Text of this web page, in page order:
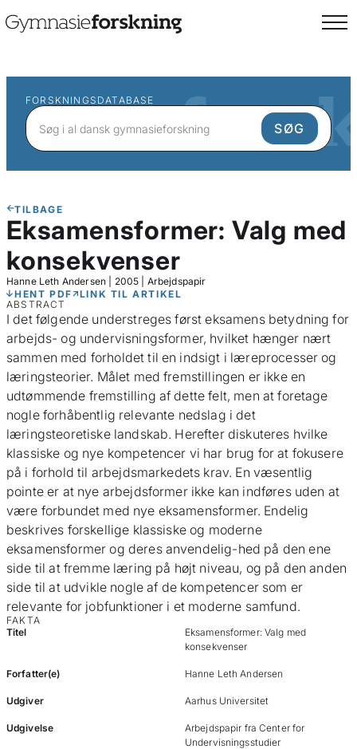
FORSKNINGSDATABASE
TILBAGE
Eksamensformer: Valg med
konsekvenser
Hanne Leth Andersen 2005
Arbejdspapir
HENT PDF
LINK TIL ARTIKEL
ABSTRACT
I det følgende understreges først eksamens betydning for
arbejds- og undervisningsformer, hvilket hænger nært
sammen med forholdet til en indsigt i læreprocesser og
læringsteorier. Målet med fremstillingen er ikke en
udtømmende fremstilling af dette felt, men at foretage
nogle forhåbentlig relevante nedslag i det
læringsteoretiske landskab. Herefter diskuteres hvilke
klassiske og nye kompetencer vi har brug for at fokusere
på i forhold til arbejdsmarkedets krav. En væsentlig
pointe er at nye arbejdsformer ikke kan indføres uden at
være forbundet med nye eksamensformer. Endelig
beskrives forskellige klassiske og moderne
eksamensformer og deres anvendelig-hed på den ene
side til at fremme læring på højt niveau, og på den anden
side til at udvikle nogle af de kompetencer som er
relevante for jobfunktioner i et moderne samfund.
FAKTA
Titel
Eksamensformer: Valg med
konsekvenser
Forfatter(e) Hanne Leth Andersen
Udgiver Aarhus Universitet
Udgivelse
Arbejdspapir fra Center for
Undervisningsstudier